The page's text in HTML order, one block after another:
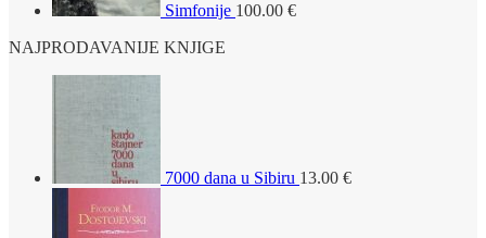
Simfonije 100.00 €
NAJPRODAVANIJE KNJIGE
7000 dana u Sibiru 13.00 €